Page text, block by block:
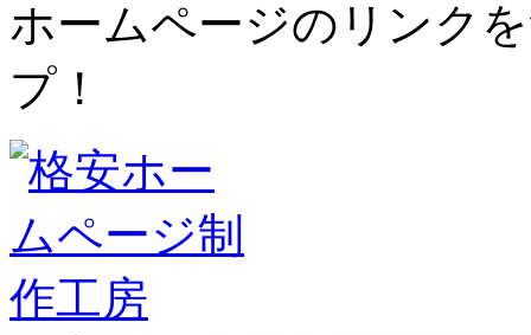
ホームページのリンク
プ！